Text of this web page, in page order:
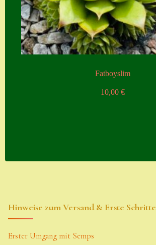
Fatboyslim
10,00 €
Hinweise zum Versand & Erste Schritte
Erster Umgang mit Semps